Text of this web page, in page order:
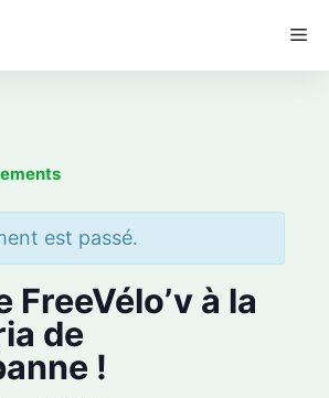
est passé.
FreeVélo’v à la
de
!